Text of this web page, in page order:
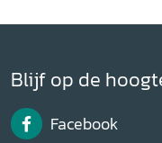
Blijf op de
Facebook